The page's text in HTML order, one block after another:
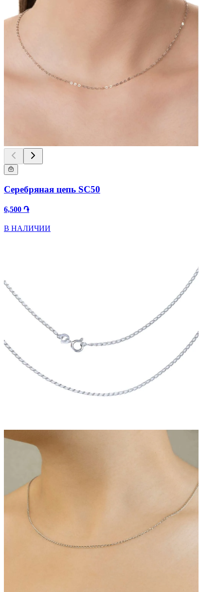
Серебряная цепь SC50
6,500 ֏
В НАЛИЧИИ